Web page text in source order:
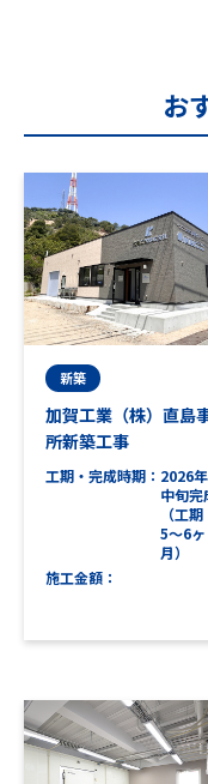
お
新築
加賀工業（株）直島
所新築工事
工期・完成時期
2026
中旬完
（工
5～6ヶ
月）
施工金額